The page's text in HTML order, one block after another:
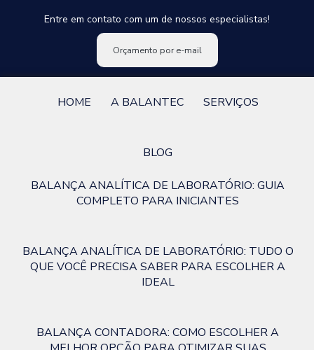
Entre em contato com um de nossos especialistas!
Orçamento por e-mail
HOME A BALANTEC SERVIÇOS
BLOG
BALANÇA ANALÍTICA DE LABORATÓRIO: GUIA
COMPLETO PARA INICIANTES
BALANÇA ANALÍTICA DE LABORATÓRIO: TUDO O
QUE VOCÊ PRECISA SABER PARA ESCOLHER A
IDEAL
BALANÇA CONTADORA: COMO ESCOLHER A